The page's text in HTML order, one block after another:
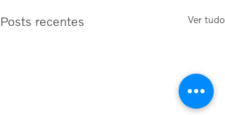
Posts recentes Ver tudo